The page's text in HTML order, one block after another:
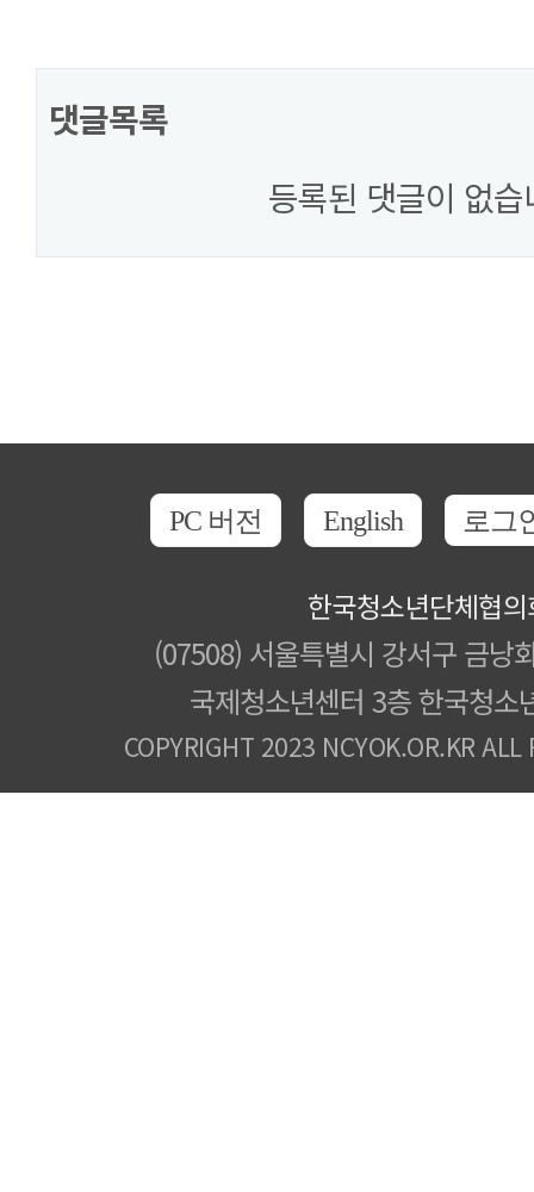
댓글목록
등록된 댓글이 없습
PC 버전 English 로그
한국청소년단체협
(07508) 서울특별시 강서구 금낭
국제청소년센터 3층 한국청소
COPYRIGHT 2023 NCYOK.OR.KR ALL